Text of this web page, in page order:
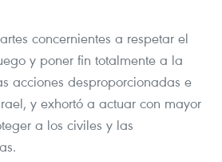
concernientes a respetar el
y poner fin totalmente a la
acciones desproporcionadas e
y exhortó a actuar con mayor
a los civiles y las